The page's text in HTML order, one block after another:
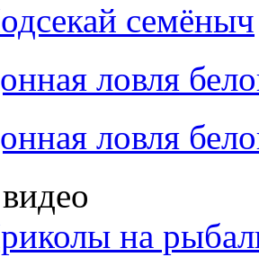
семёныч
ловля
ловля
на